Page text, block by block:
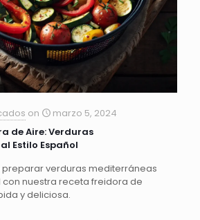
on
marzo 5, 2024
de Aire: Verduras
Estilo Español
verduras mediterráneas
nuestra receta freidora de
y deliciosa.